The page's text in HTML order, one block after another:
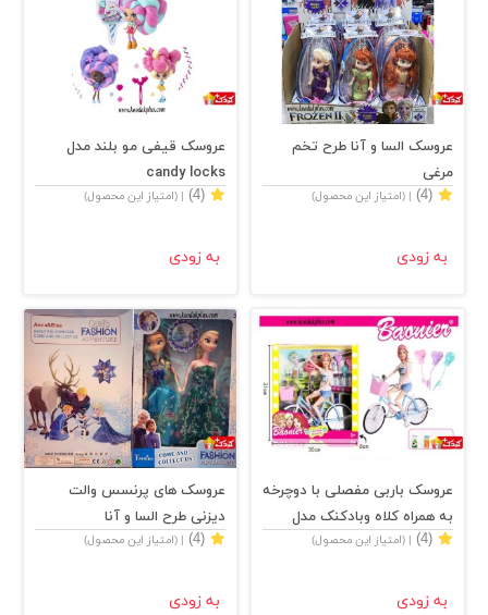
عروسک السا و آنا طرح تخم
مرغی
(4)
| (امتیاز این محصول)
به زودی
عروسک قیفی مو بلند مدل
candy locks
(4)
| (امتیاز این محصول)
به زودی
عروسک باربی مفصلی با دوچرخه
به همراه کلاه وبادکنک مدل
86892JJ
(4) | (امتیاز این محصول)
به زودی
عروسک های پرنسس والت
دیزنی طرح السا و آنا
(4)
| (امتیاز این محصول)
به زودی